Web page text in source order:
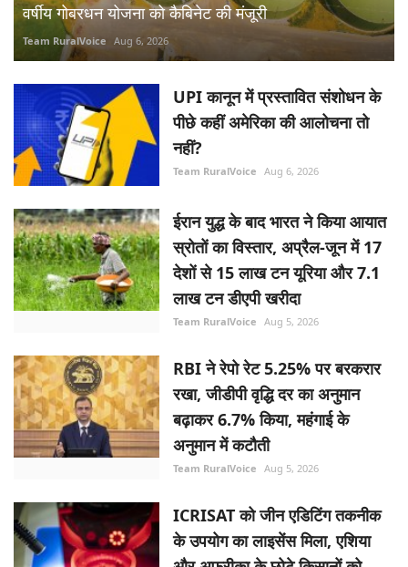
वर्षीय गोबरधन योजना को कैबिनेट की मंजूरी
Team RuralVoice Aug 6, 2026
UPI कानून में प्रस्तावित संशोधन के
पीछे कहीं अमेरिका की आलोचना तो
नहीं?
Team RuralVoice Aug 6, 2026
ईरान युद्ध के बाद भारत ने किया आयात
स्रोतों का विस्तार, अप्रैल-जून में 17
देशों से 15 लाख टन यूरिया और 7.1
लाख टन डीएपी खरीदा
Team RuralVoice Aug 5, 2026
RBI ने रेपो रेट 5.25% पर बरकरार
रखा, जीडीपी वृद्धि दर का अनुमान
बढ़ाकर 6.7% किया, महंगाई के
अनुमान में कटौती
Team RuralVoice Aug 5, 2026
ICRISAT को जीन एडिटिंग तकनीक
के उपयोग का लाइसेंस मिला, एशिया